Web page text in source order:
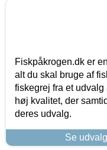
Fiskpåkrogen.dk er
alt du skal bruge af
fiskegrej fra et
høj kvalitet, der
deres udvalg.
Se